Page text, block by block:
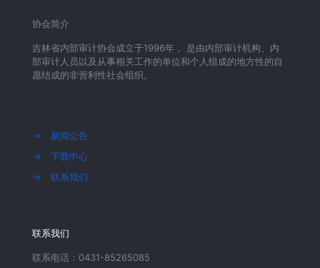
协会简介
吉林省内部审计协会成立于1996年， 是由内部审计机构、内
部审计人员以及从事相关工作的单位和个人组成的地方性的自
愿结成的非营利性社会组织。
→
新闻公告
→
下载中心
→
联系我们
联系我们
联系电话：0431-85265085